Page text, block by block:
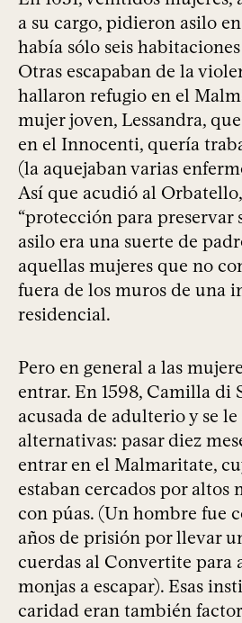
a su cargo, pidieron asilo
había sólo seis
Otras escapaban de la
hallaron refugio en el
mujer joven, Lessandra,
en el Innocenti, quería
(la aquejaban varias
Así que acudió al
“protección para preservar
asilo era una suerte de
aquellas mujeres que no
fuera de los muros de una
residencial.
Pero en general a las
entrar. En 1598, Camilla di
acusada de adulterio y se
alternativas: pasar diez
entrar en el Malmaritate,
estaban cercados por altos
con púas. (Un hombre fue
años de prisión por llevar
cuerdas al Convertite para
monjas a escapar). Esas
caridad eran también